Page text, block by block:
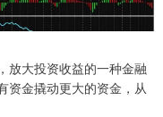
放大投资收益的一种金融
资金撬动更大的资金，从